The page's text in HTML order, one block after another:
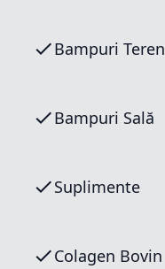
Bampuri Teren
Bampuri Sală
Suplimente
Colagen Bovin